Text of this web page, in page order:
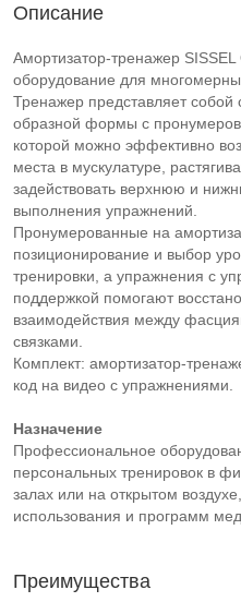
Описание
Амортизатор-тренажер
оборудование для
Тренажер представляет собой
образной формы с
которой можно эффективно
места в мускулатуре,
задействовать верхнюю и
выполнения упражнений.
Пронумерованные на
позиционирование и выбор
тренировки, а упражнения с
поддержкой помогают
взаимодействия между
связками.
Комплект: амортизатор-
код на видео с упражнениями.
Назначение
Профессиональное
персональных тренировок в
залах или на открытом
использования и программ
Преимущества